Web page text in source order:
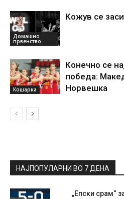
Домашно
првенство
Кожув се
Кошарка
Конечно се
победа:
Норвешка
НАЈПОПУЛАРНИ ВО 7 ДЕНА
„Епски срам“